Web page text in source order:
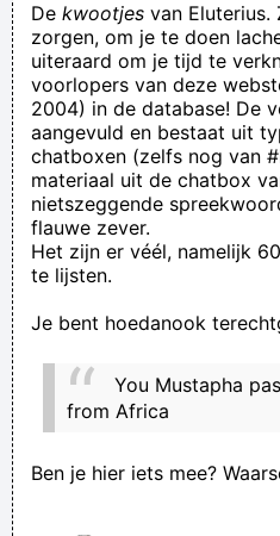
She drives me crazy, like
Dien vrouw, die hedt
What in the bibbity
als het kalf
Deze site is
Thuis heb ik nog ´n
De kwootjes van
zorgen, om je te doen
uiteraard om je tijd te
voorlopers van deze
2004) in de database! De
aangevuld en bestaat uit
chatboxen (zelfs nog van
materiaal uit de chatbox
nietszeggende
flauwe zever.
Het zijn er véél, namelijk
te lijsten.
Je bent hoedanook
You Mustapha
from Africa
Ben je hier iets mee?